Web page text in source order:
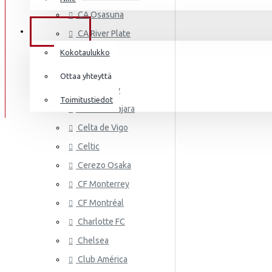
Italia
Mali
Meksiko
Marokko
Uusi-Seelanti
Nigeria
Frenkie de Jong
Mbappé
Donnarumma
A.Becker
Haaland
TIEDOT
Kokotaulukko
Ottaa yhteyttä
Toimitustiedot
CA Osasuna
CA River Plate
Cádiz CF
Cagliari
Cardiff City
CD Guadalajara
Celta de Vigo
Celtic
Cerezo Osaka
CF Monterrey
CF Montréal
Charlotte FC
Chelsea
Club América